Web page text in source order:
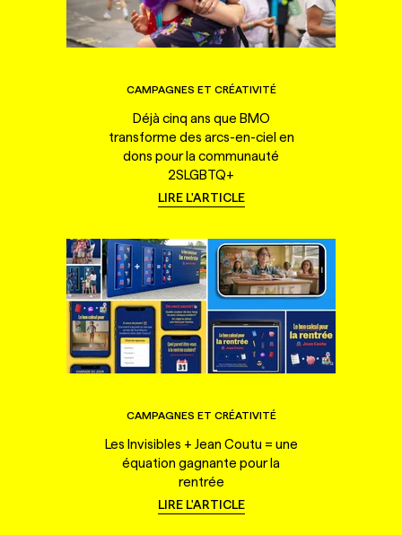
CAMPAGNES ET CRÉATIVITÉ
Déjà cinq ans que BMO
transforme des arcs-en-ciel en
dons pour la communauté
2SLGBTQ+
LIRE L'ARTICLE
CAMPAGNES ET CRÉATIVITÉ
Les Invisibles + Jean Coutu = une
équation gagnante pour la
rentrée
LIRE L'ARTICLE